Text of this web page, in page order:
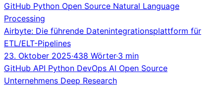
GitHub Python Open Source Natural Language
Processing
Airbyte: Die führende Datenintegrationsplattform für
ETL/ELT-Pipelines
23. Oktober 2025·438 Wörter·3 min
GitHub API Python DevOps AI Open Source
Unternehmens Deep Research